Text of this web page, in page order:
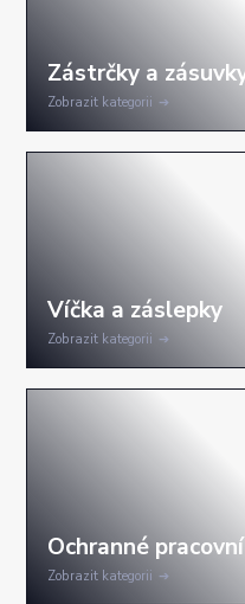
Zobrazit kategorii
Zobrazit kategorii
Zobrazit kategorii